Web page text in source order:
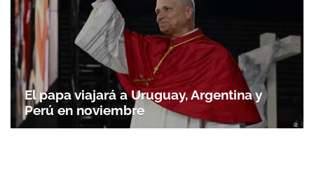
El papa viajará a Uruguay, Argentina y
Perú en noviembre